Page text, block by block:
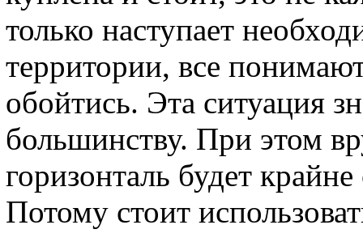
только наступает
территории, все
обойтись. Эта ситуация
большинству. При этом
горизонталь будет
Потому стоит